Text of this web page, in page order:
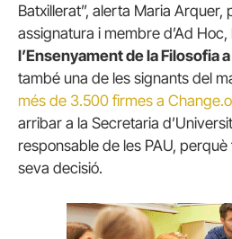
Batxillerat”, alerta Maria Arquer,
assignatura i membre d’Ad Hoc,
l’Ensenyament de la Filosofia
també una de les signants del
més de 3.500 firmes a
arribar a la Secretaria
responsable de les PAU,
seva decisió.